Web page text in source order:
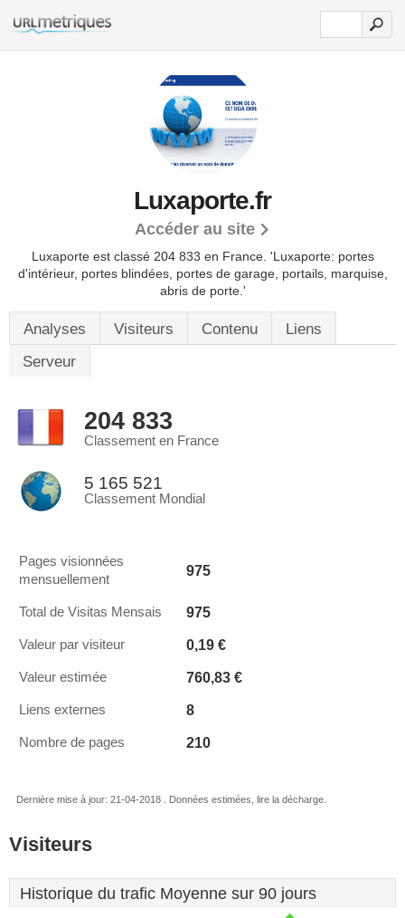
Luxaporte.fr
Accéder au site
Luxaporte est classé 204 833 en France. 'Luxaporte: portes
d'intérieur, portes blindées, portes de garage, portails, marquise,
abris de porte.'
Analyses Visiteurs Contenu
Liens
Serveur
204 833
Classement en France
5 165 521
Classement Mondial
Pages visionnées
mensuellement
975
Total de Visitas Mensais 975
Valeur par visiteur 0,19 €
Valeur estimée 760,83 €
Liens externes 8
Nombre de pages 210
Dernière mise à jour: 21-04-2018 . Données estimées, lire la décharge.
Visiteurs
Historique du trafic Moyenne sur 90 jours